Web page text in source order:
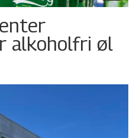
alkoholfri øl